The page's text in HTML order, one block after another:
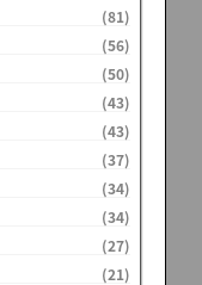
(81)
(56)
(50)
(43)
(43)
(37)
(34)
(34)
(27)
(21)